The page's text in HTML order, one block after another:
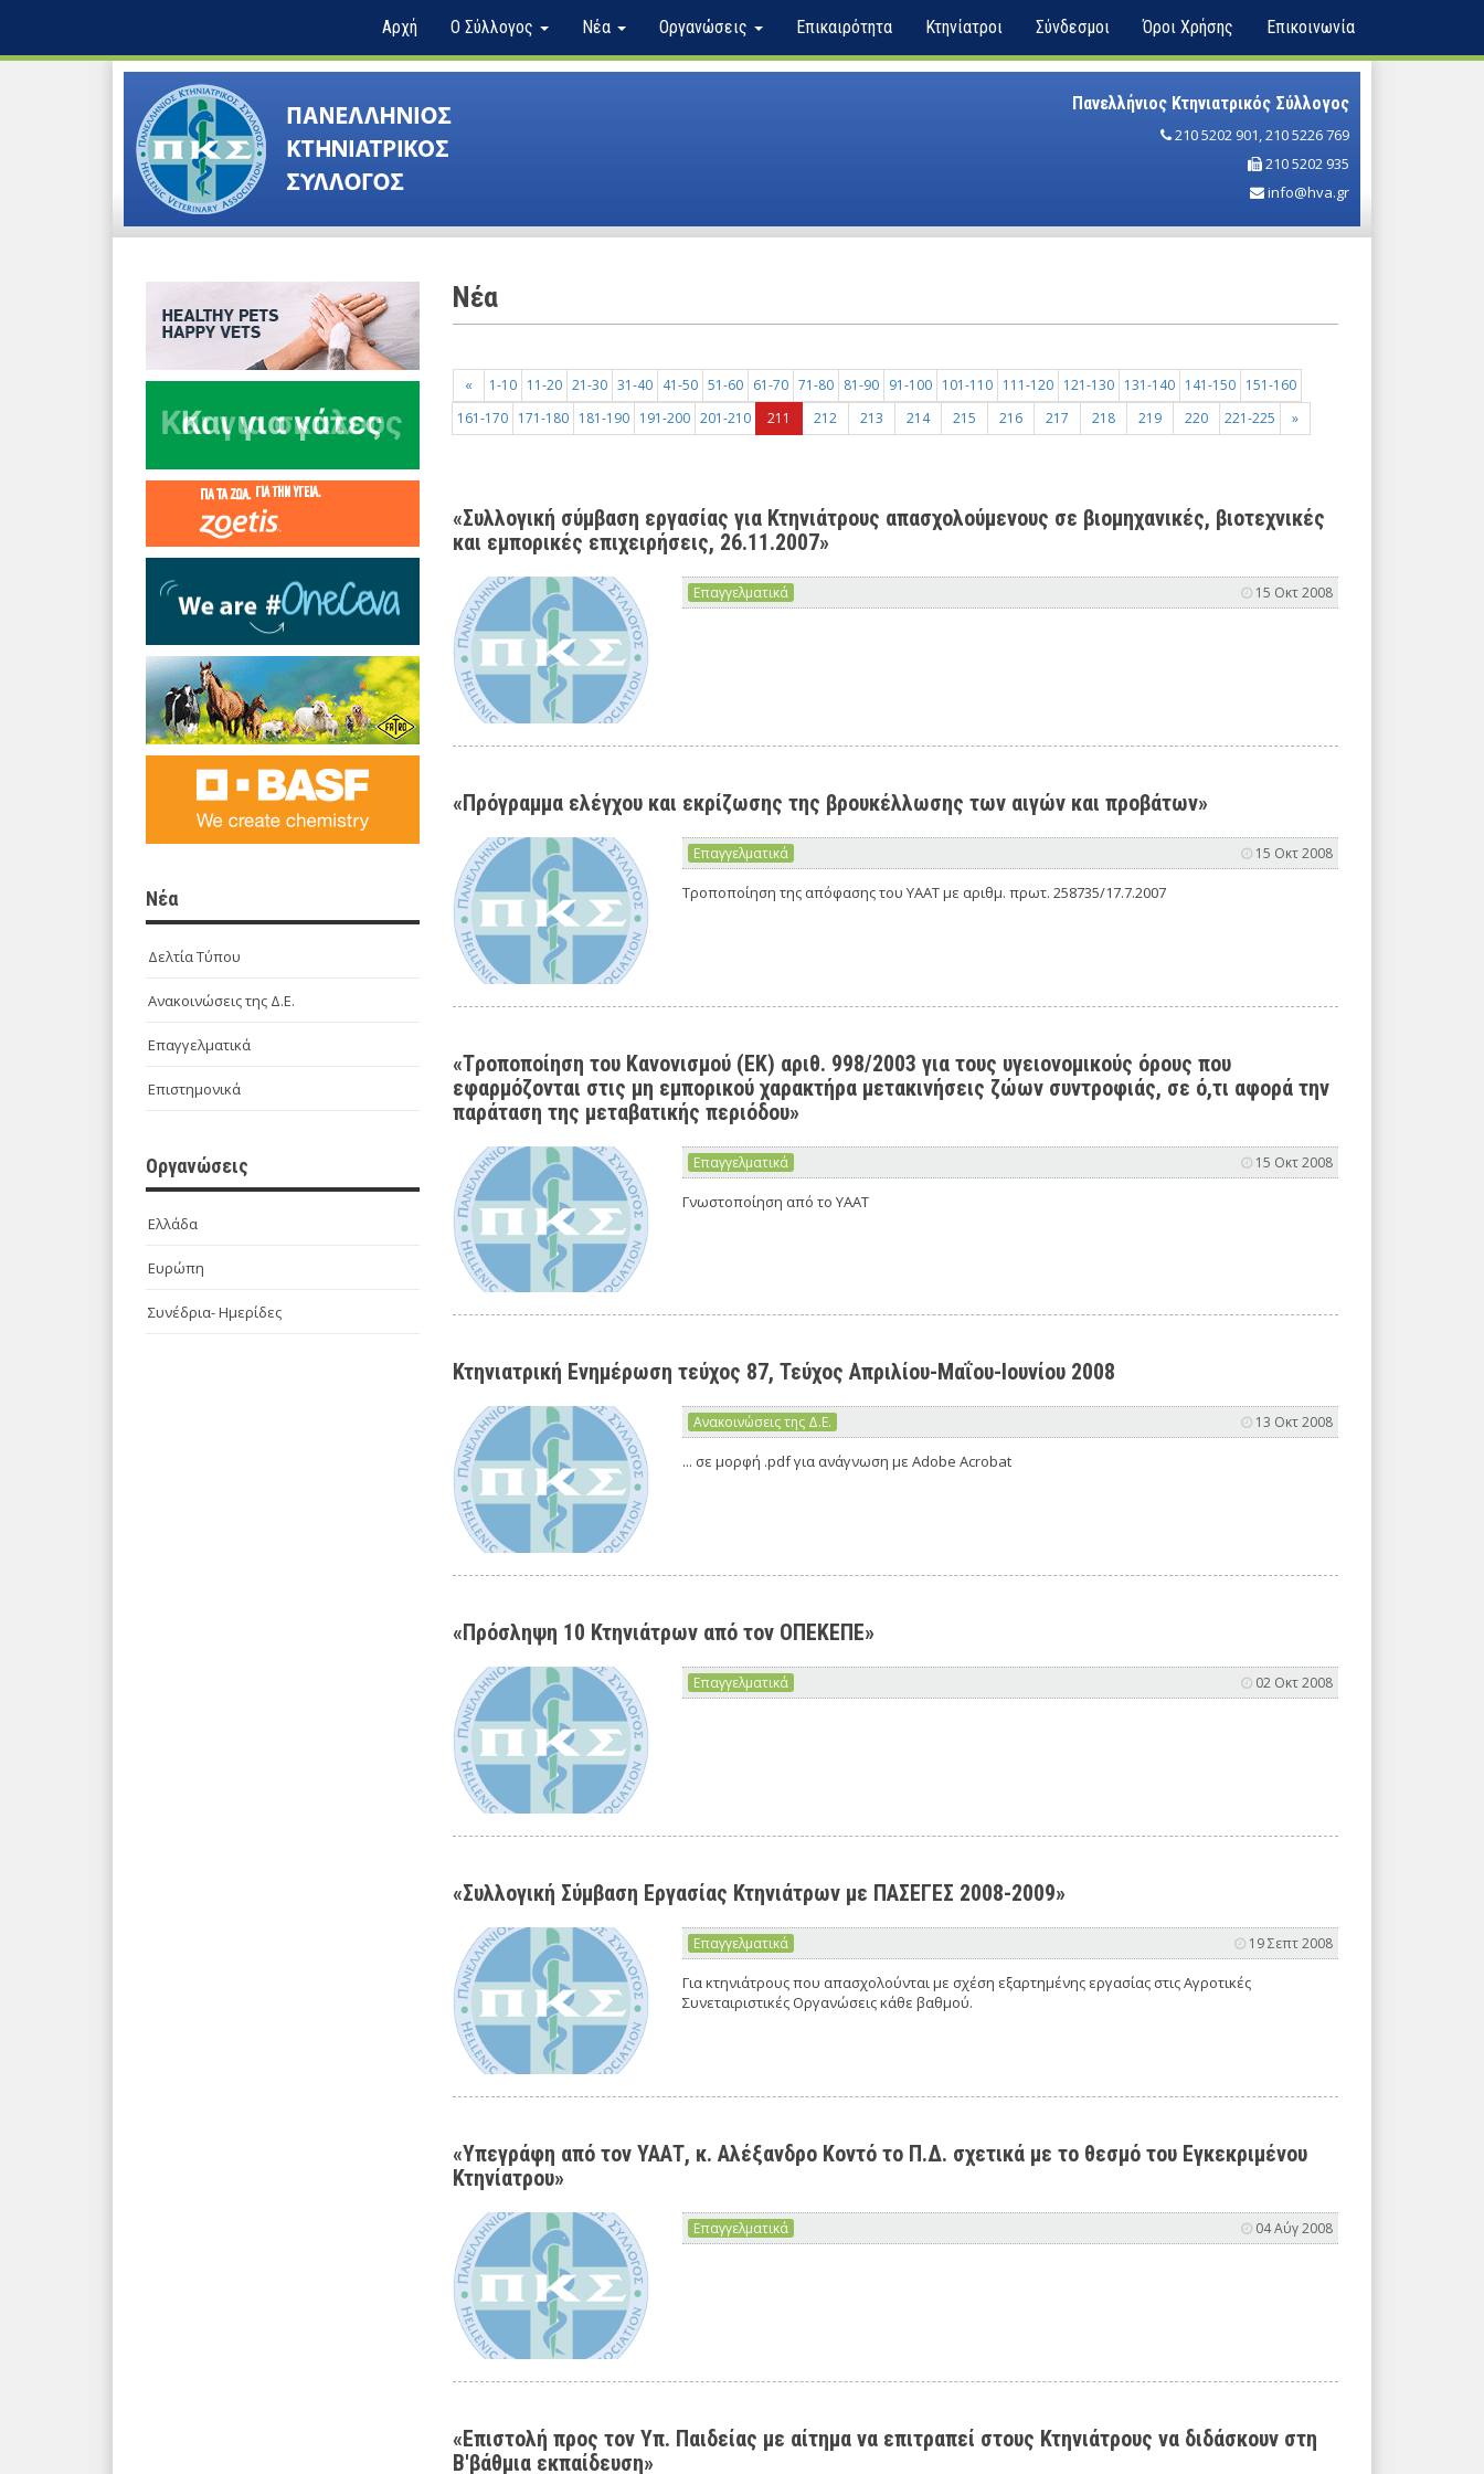
Αρχή Ο Σύλλογος Νέα Οργανώσεις Επικαιρότητα Κτηνίατροι Σύνδεσμοι Όροι Χρήσης Επικοινωνία
Πανελλήνιος Κτηνιατρικός Σύλλογος
210 5202 901,210 5226 769
210 5202 935
info@hva.gr
Νέα
Δελτία Τύπου
Ανακοινώσεις της Δ.Ε.
Επαγγελματικά
Επιστημονικά
Οργανώσεις
Ελλάδα
Ευρώπη
Συνέδρια- Ημερίδες
Nέα
« 1-10 11-20 21-30 31-40 41-50 51-60 61-70 71-80 81-90 91-100 101-110 111-120 121-130 131-140 141-150
151-160
161-170
171-180 181-190 191-200 201-210 211 212 213 214 215 216 217 218 219 220 221-225 »
«Συλλογική σύμβαση εργασίας για Κτηνιάτρους απασχολούμενους σε βιομηχανικές, βιοτεχνικές
και εμπορικές επιχειρήσεις, 26.11.2007»
Επαγγελματικά 15 Οκτ 2008
«Πρόγραμμα ελέγχου και εκρίζωσης της βρουκέλλωσης των αιγών και προβάτων»
Επαγγελματικά 15 Οκτ 2008
Tροποποίηση της απόφασης του ΥΑΑΤ με αριθμ. πρωτ. 258735/17.7.2007
«Tροποποίηση του Kανονισμού (EK) αριθ. 998/2003 για τους υγειονομικούς όρους που
εφαρμόζονται στις μη εμπορικού χαρακτήρα μετακινήσεις ζώων συντροφιάς, σε ό,τι αφορά την
παράταση της μεταβατικής περιόδου»
Επαγγελματικά 15 Οκτ 2008
Γνωστοποίηση από το ΥΑΑΤ
Κτηνιατρική Ενημέρωση τεύχος 87, Τεύχος Απριλίου-Μαΐου-Ιουνίου 2008
Ανακοινώσεις της Δ.Ε. 13 Οκτ 2008
... σε μορφή .pdf για ανάγνωση με Adobe Acrobat
«Πρόσληψη 10 Κτηνιάτρων από τον ΟΠΕΚΕΠΕ»
Επαγγελματικά 02 Οκτ 2008
«Συλλογική Σύμβαση Εργασίας Κτηνιάτρων με ΠΑΣΕΓΕΣ 2008-2009»
Επαγγελματικά 19 Σεπτ 2008
Για κτηνιάτρους που απασχολούνται με σχέση εξαρτημένης εργασίας στις Αγροτικές
Συνεταιριστικές Οργανώσεις κάθε βαθμού.
«Υπεγράφη από τον ΥΑΑΤ, κ. Αλέξανδρο Κοντό το Π.Δ. σχετικά με το θεσμό του Εγκεκριμένου
Κτηνίατρου»
Επαγγελματικά 04 Αύγ 2008
«Επιστολή προς τον Υπ. Παιδείας με αίτημα να επιτραπεί στους Κτηνιάτρους να διδάσκουν στη
Β'βάθμια εκπαίδευση»